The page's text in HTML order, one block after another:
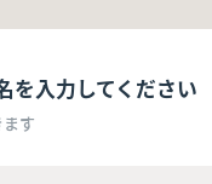
を入力してください
す